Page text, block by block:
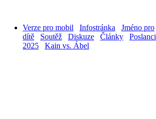
Verze pro mobil Infostránka
Jméno pro
dítě
Soutěž Diskuze Články Poslanci
2025
Kain vs. Ábel